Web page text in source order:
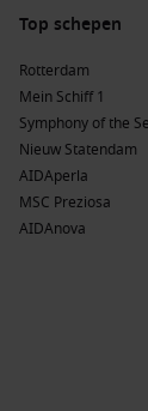
onzecruise
cruises juni
Ontdek
Cruises januari
tropische
Top schepen
Rotterdam
Mein Schiff 1
Symphony of the
Nieuw Statendam
AIDAperla
MSC Preziosa
AIDAnova